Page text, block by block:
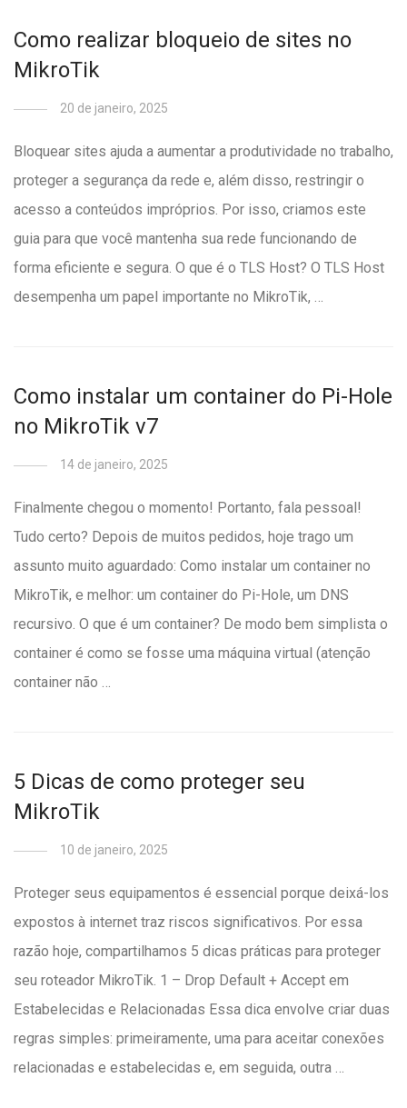
Como realizar bloqueio de sites no
MikroTik
20 de janeiro, 2025
Bloquear sites ajuda a aumentar a produtividade no trabalho,
proteger a segurança da rede e, além disso, restringir o
acesso a conteúdos impróprios. Por isso, criamos este
guia para que você mantenha sua rede funcionando de
forma eficiente e segura. O que é o TLS Host? O TLS Host
desempenha um papel importante no MikroTik, …
Como instalar um container do Pi-Hole
no MikroTik v7
14 de janeiro, 2025
Finalmente chegou o momento! Portanto, fala pessoal!
Tudo certo? Depois de muitos pedidos, hoje trago um
assunto muito aguardado: Como instalar um container no
MikroTik, e melhor: um container do Pi-Hole, um DNS
recursivo. O que é um container? De modo bem simplista o
container é como se fosse uma máquina virtual (atenção
container não …
5 Dicas de como proteger seu
MikroTik
10 de janeiro, 2025
Proteger seus equipamentos é essencial porque deixá-los
expostos à internet traz riscos significativos. Por essa
razão hoje, compartilhamos 5 dicas práticas para proteger
seu roteador MikroTik. 1 – Drop Default + Accept em
Estabelecidas e Relacionadas Essa dica envolve criar duas
regras simples: primeiramente, uma para aceitar conexões
relacionadas e estabelecidas e, em seguida, outra …